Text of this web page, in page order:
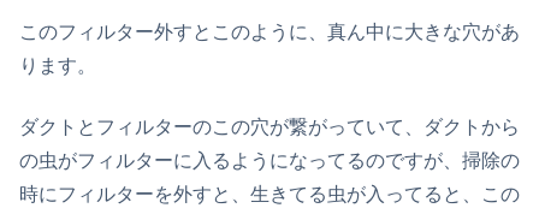
このフィルター外すとこのように、真ん中に大きな穴があ
ります。
ダクトとフィルターのこの穴が繋がっていて、ダクトから
の虫がフィルターに入るようになってるのですが、掃除の
時にフィルターを外すと、生きてる虫が入ってると、この